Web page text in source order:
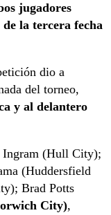
jugadores
la tercera fecha
dio a
del torneo,
y al delantero
Ingram (Hull City);
(Huddersfield
Brad Potts
City),